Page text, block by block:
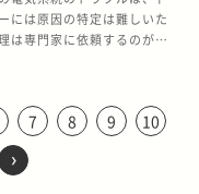
し、エキスパートは一般的
ツカーほどの急激な値上が
そして個々の車輌の状態
距離、錆の有無、メンテナン
に大きく左右されます。非
が良く、特に稀少なディー
ハイブリッド）との違いと
（プラグインハイブリ
しています。 一方、PHEV
電に対応しており、自宅の
トや充電スタンドなどにあ
ーブルをクルマに直接つな
しょう。わずか2〜3時間で
リア層への浸食が始まるた
下で駐車する際は事前の対
のダメージは、時間の経過
段階的に深刻化していきま
によって対処方法が変わる
表を参考にしてください。
ドアから雨水が浸入してし
定方法 ドアの縁にあ
方法：ウェザーストリップ
する 軽いひび割れが
ェザーストリップの補修材
さぐ 劣化が進んでい
理に車両保険を使う場合の
両保険を使うかどうかの判
ことです。以下のようなケ
険金が支払われます。 ・契
他のクルマと衝突・接触し
には原因の特定は難しいた
は専門家に依頼するのが一
にわたり旧車・クラシックカ
台以上買い取ってきた旧
クルマの電気系統でよくあ
7 8 9
10
›